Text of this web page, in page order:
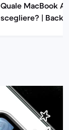
Quale MacBook
scegliere? | Back